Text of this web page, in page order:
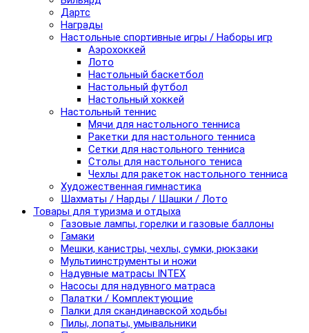
Дартс
Награды
Настольные спортивные игры / Наборы игр
Аэрохоккей
Лото
Настольный баскетбол
Настольный футбол
Настольный хоккей
Настольный теннис
Мячи для настольного тенниса
Ракетки для настольного тенниса
Сетки для настольного тенниса
Столы для настольного тениса
Чехлы для ракеток настольного тенниса
Художественная гимнастика
Шахматы / Нарды / Шашки / Лото
Товары для туризма и отдыха
Газовые лампы, горелки и газовые баллоны
Гамаки
Мешки, канистры, чехлы, сумки, рюкзаки
Мультиинструменты и ножи
Надувные матрасы INTEX
Насосы для надувного матраса
Палатки / Комплектующие
Палки для скандинавской ходьбы
Пилы, лопаты, умывальники